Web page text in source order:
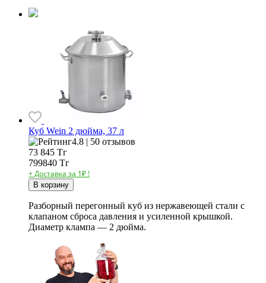
Куб Wein 2 дюйма, 37 л
4.8 | 50 отзывов
73 845 Тг
799840 Тг
+ Доставка за 1₽ !
В корзину
Разборный перегонный куб из нержавеющей стали с
клапаном сброса давления и усиленной крышкой.
Диаметр клампа — 2 дюйма.